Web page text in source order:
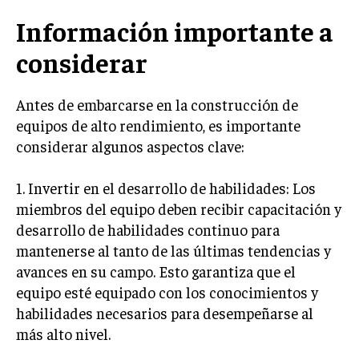
Información importante a
considerar
Antes de embarcarse en la construcción de
equipos de alto rendimiento, es importante
considerar algunos aspectos clave:
1. Invertir en el desarrollo de habilidades: Los
miembros del equipo deben recibir capacitación y
desarrollo de habilidades continuo para
mantenerse al tanto de las últimas tendencias y
avances en su campo. Esto garantiza que el
equipo esté equipado con los conocimientos y
habilidades necesarios para desempeñarse al
más alto nivel.